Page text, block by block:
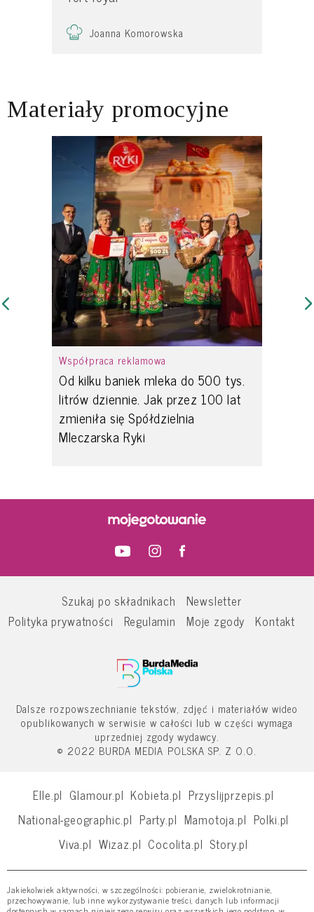
Joanna Komorowska
Materiały promocyjne
Współpraca reklamowa
Od kilku baniek mleka do 500 tys.
litrów dziennie. Jak przez 100 lat
zmieniła się Spółdzielnia
Mleczarska Ryki
Szukaj po składnikach
Newsletter
Polityka prywatności
Regulamin Moje zgody Kontakt
Dalsze rozpowszechnianie tekstów, zdjęć i materiałów wideo
opublikowanych w serwisie w całości lub w części wymaga
uprzedniej zgody wydawcy.
© 2022 BURDA MEDIA POLSKA SP. Z O.O.
Elle.pl Glamour.pl Kobieta.pl Przyslijprzepis.pl
National-geographic.pl Party.pl Mamotoja.pl Polki.pl
Viva.pl Wizaz.pl Cocolita.pl Story.pl
Jakiekolwiek aktywności, w szczególności: pobieranie, zwielokrotnianie,
przechowywanie, lub inne wykorzystywanie treści, danych lub informacji